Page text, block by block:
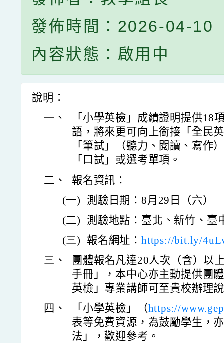
發佈時間：2026-04-10
內容狀態：啟用中
說明：
一、
「小學英檢」成績證明提供18
語，將來更可向上銜接「全民
「筆試」（聽力、閱讀、寫作
「口試」或選考單項。
二、
報名資訊：
(一)
測驗日期：8月29日（六）
(二)
測驗地點：臺北、新竹、臺
(三)
報名網址： https://bit.ly/
三、
團體報名凡達20人次（含）以
手冊」，本中心亦主動提供團
英檢」專業講師可至貴校辦理
四、
「小學英檢」（https://
表等免費資源，為鼓勵學生，
法」，歡迎參考。